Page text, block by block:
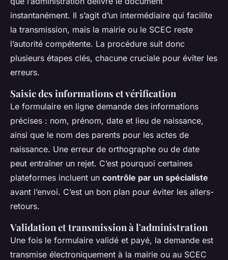
instantanément. Il s’agit d’un intermédiaire qui facilite
la transmission, mais la mairie ou le SCEC reste
l’autorité compétente. La procédure suit donc
plusieurs étapes clés, chacune cruciale pour éviter les
erreurs.
Saisie des informations et vérification
Le formulaire en ligne demande des informations
précises : nom, prénom, date et lieu de naissance,
ainsi que le nom des parents pour les actes de
naissance. Une erreur de orthographe ou de date
peut entraîner un rejet. C’est pourquoi certaines
plateformes incluent un contrôle par un spécialiste
avant l’envoi. C’est un bon plan pour éviter les allers-
retours.
Validation et transmission à l'administration
Une fois le formulaire validé et payé, la demande est
transmise électroniquement à la mairie ou au SCEC